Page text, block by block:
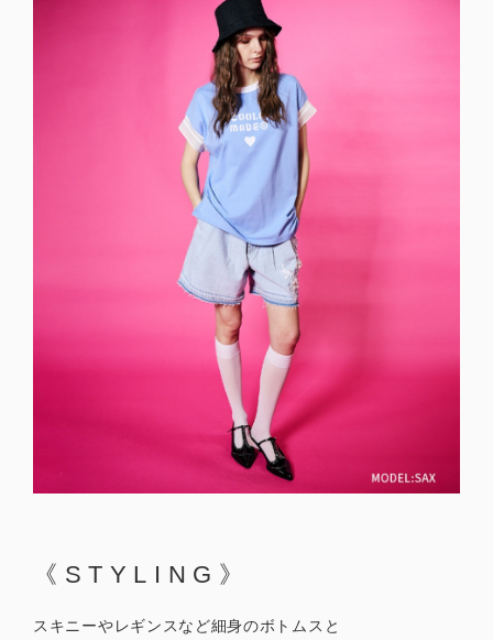
《STYLING》
スキニーやレギンスなど細身のボトムスと